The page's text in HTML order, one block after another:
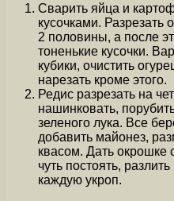
Сварить яйца и
кусочками. Разрезать
2 половины, а после
тоненькие кусочки.
кубики, очистить
нарезать кроме этого.
Редис разрезать на
нашинковать,
зеленого лука. Все
добавить майонез,
квасом. Дать окрошке
чуть постоять,
каждую укроп.